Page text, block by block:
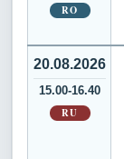
RO
20.08.2026
15.00-16.40
RU